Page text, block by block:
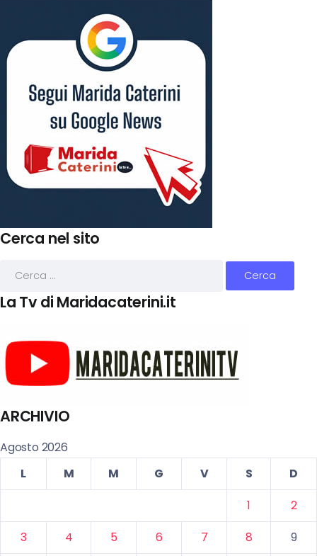
Cerca nel sito
La Tv di Maridacaterini.it
ARCHIVIO
Agosto 2026
L
M M G V S
D
1
2
3
4 5 6 7 8
9